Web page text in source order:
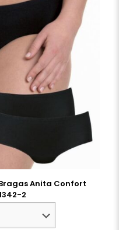
Bragas Anita Confort
2